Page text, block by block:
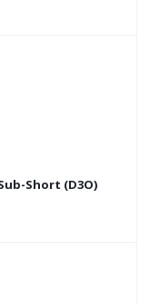
Short (D3O)